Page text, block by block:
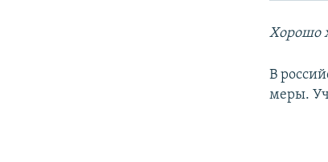
Хорошо
В
меры.